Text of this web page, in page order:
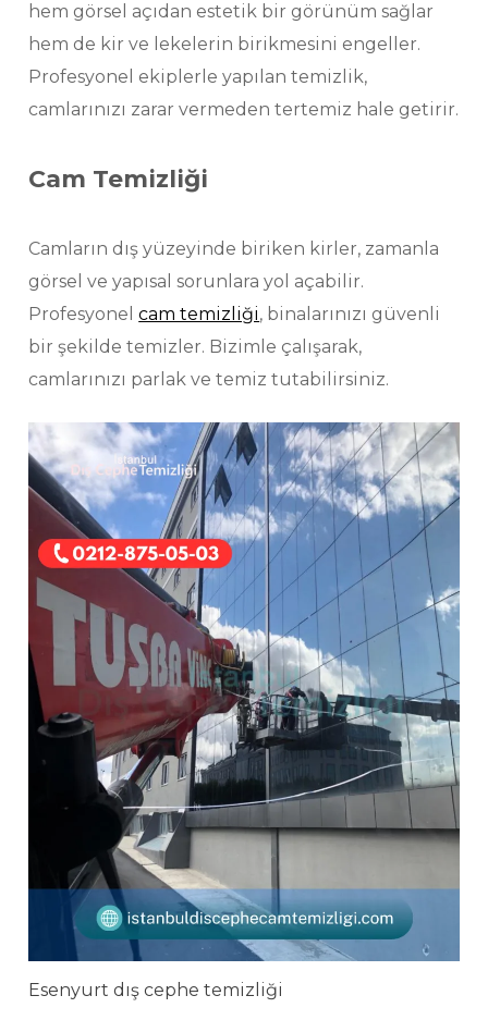
hem görsel açıdan estetik bir görünüm sağlar
hem de kir ve lekelerin birikmesini engeller.
Profesyonel ekiplerle yapılan temizlik,
camlarınızı zarar vermeden tertemiz hale getirir.
Cam Temizliği
Camların dış yüzeyinde biriken kirler, zamanla
görsel ve yapısal sorunlara yol açabilir.
Profesyonelcam temizliği, binalarınızı güvenli
bir şekilde temizler. Bizimle çalışarak,
camlarınızı parlak ve temiz tutabilirsiniz.
Esenyurt dış cephe temizliği